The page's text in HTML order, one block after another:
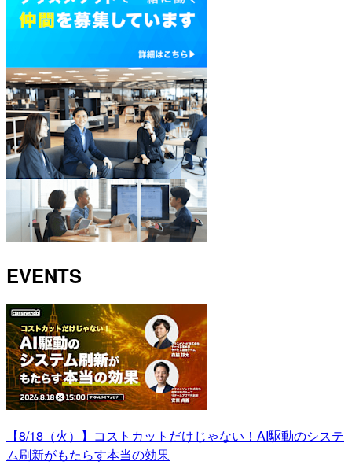
EVENTS
【8/18（火）】コストカットだけじゃない！AI駆動のシステ
ム刷新がもたらす本当の効果